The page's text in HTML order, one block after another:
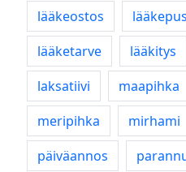
lääkeostos
lääketarve
lääkitys
laksatiivi
maapihka
meripihka
mirhami
päiväannos